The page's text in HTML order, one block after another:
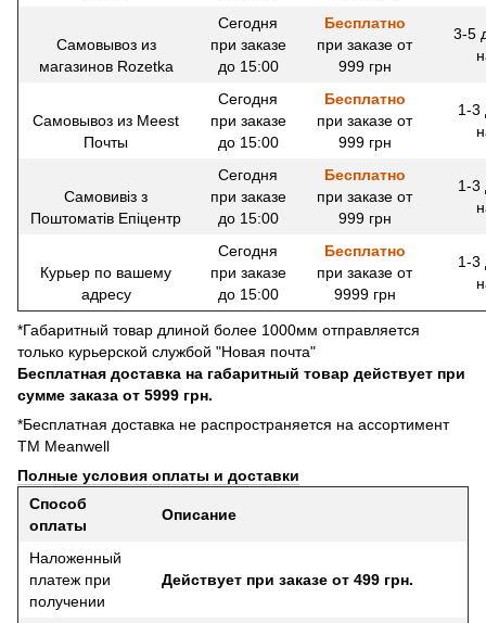
Самовывоз из
магазинов Rozetka
Сегодня
при заказе
до 15:00
Бесплатно
при заказе от
999 грн
3-5
Самовывоз из Meest
Почты
Сегодня
при заказе
до 15:00
Бесплатно
при заказе от
999 грн
1-3
Самовивіз з
Поштоматів Епіцентр
Сегодня
при заказе
до 15:00
Бесплатно
при заказе от
999 грн
1-3
Курьер по вашему
адресу
Сегодня
при заказе
до 15:00
Бесплатно
при заказе от
9999 грн
1-3
*Габаритный товар длиной более 1000мм отправляется
только курьерской службой "Новая почта"
Бесплатная доставка на габаритный товар действует при
сумме заказа от 5999 грн.
*Бесплатная доставка не распространяется на ассортимент
ТМ Meanwell
Полные условия оплаты и доставки
Способ
оплаты
Описание
Наложенный
платеж при
получении
Действует при заказе от 499 грн.